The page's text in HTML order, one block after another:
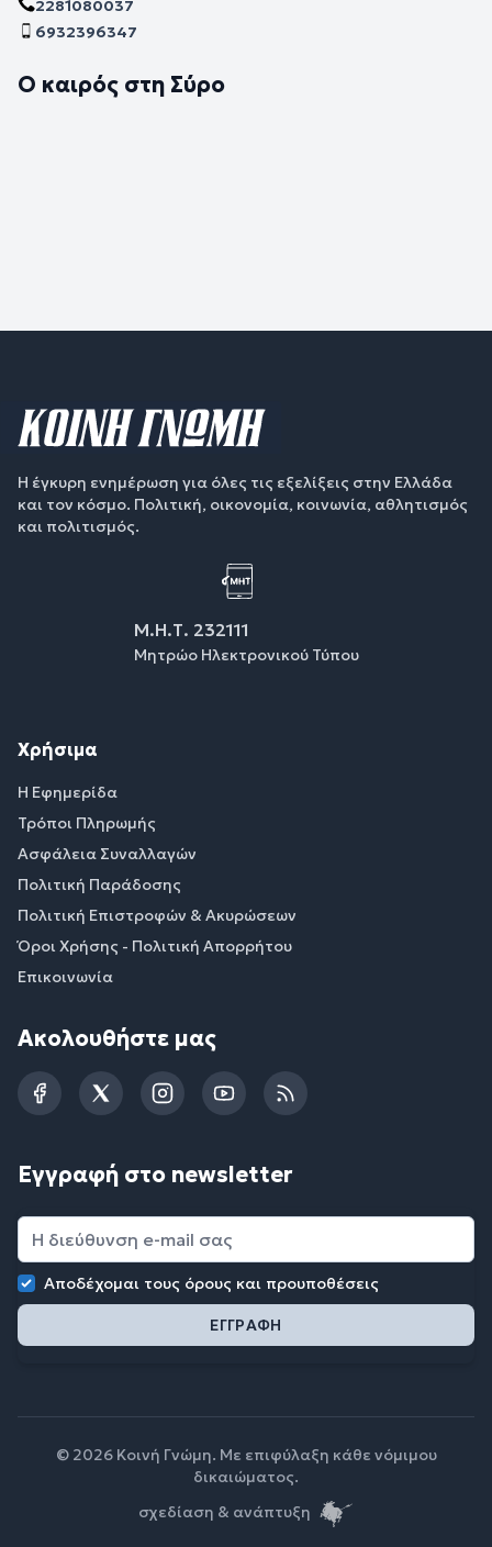
2281080037
6932396347
Ο καιρός στη Σύρο
Η έγκυρη ενημέρωση για όλες τις εξελίξεις στην Ελλάδα
και τον κόσμο. Πολιτική, οικονομία, κοινωνία, αθλητισμός
και πολιτισμός.
Μ.Η.Τ. 232111
Μητρώο Ηλεκτρονικού Τύπου
Χρήσιμα
Η Εφημερίδα
Τρόποι Πληρωμής
Ασφάλεια Συναλλαγών
Πολιτική Παράδοσης
Πολιτική Επιστροφών & Ακυρώσεων
Όροι Χρήσης - Πολιτική Απορρήτου
Επικοινωνία
Ακολουθήστε μας
FacebookTwitterInstagramYouTubeRSS
Εγγραφή στο newsletter
Αποδέχομαι τους όρους και προυποθέσεις
© 2026 Κοινή Γνώμη. Με επιφύλαξη κάθε νόμιμου
δικαιώματος.
σχεδίαση & ανάπτυξη